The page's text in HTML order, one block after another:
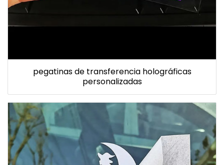
pegatinas de transferencia holográficas
personalizadas